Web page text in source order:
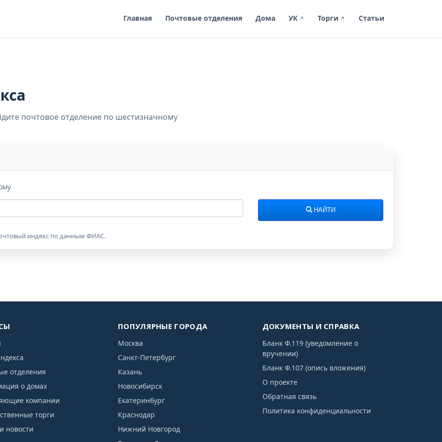
Главная Почтовые отделения Дома УК ↗ Торги ↗ Статьи
почтовое отделение по шестизначному
индекс по данным ФИАС.
НАЙТИ
отделения
о домах
компании
торги
новости
ПОПУЛЯРНЫЕ ГОРОДА
Москва
Санкт-Петербург
Казань
Новосибирск
Екатеринбург
Краснодар
Нижний Новгород
ДОКУМЕНТЫ И СПРАВКА
Бланк Ф.119 (уведомление о
вручении)
Бланк Ф.107 (опись вложения)
О проекте
Обратная связь
Политика конфиденциальности